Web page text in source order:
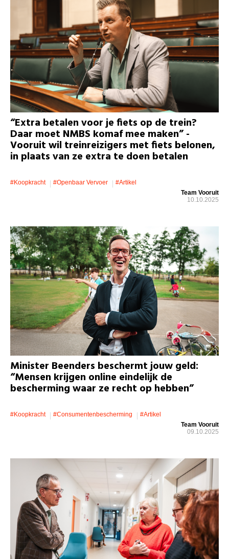
“Extra betalen voor je fiets op de trein?
Daar moet NMBS komaf mee maken” -
Vooruit wil treinreizigers met fiets belonen,
in plaats van ze extra te doen betalen
#koopkracht #openbaar Vervoer
#artikel
Team Vooruit
10.10.2025
Minister Beenders beschermt jouw geld:
“Mensen krijgen online eindelijk de
bescherming waar ze recht op hebben”
#koopkracht #consumentenbescherming
#artikel
Team Vooruit
09.10.2025